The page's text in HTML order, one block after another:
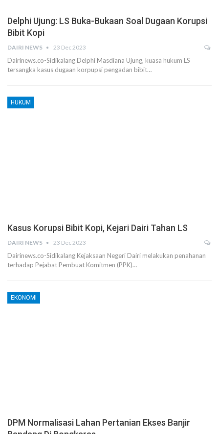
Delphi Ujung: LS Buka-Bukaan Soal Dugaan Korupsi
Bibit Kopi
DAIRI NEWS 23 Dec 2023
Dairinews.co-Sidikalang Delphi Masdiana Ujung, kuasa hukum LS
tersangka kasus dugaan korpupsi pengadan bibit…
HUKUM
Kasus Korupsi Bibit Kopi, Kejari Dairi Tahan LS
DAIRI NEWS 23 Dec 2023
Dairinews.co-Sidikalang Kejaksaan Negeri Dairi melakukan penahanan
terhadap Pejabat Pembuat Komitmen (PPK)…
EKONOMI
DPM Normalisasi Lahan Pertanian Ekses Banjir